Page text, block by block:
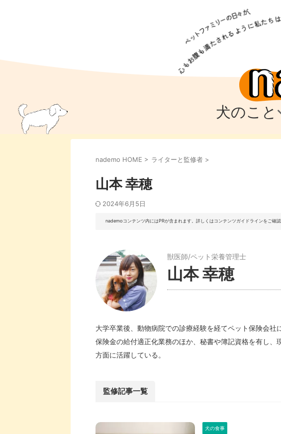
犬のこと
犬のこと
犬のしつけ
犬のアイテム
猫のこと
猫のしつけ
猫のアイテム
ペットフード
nademo HOME > ライターと監修者 >
山本 幸穂
2024年6月5日
nademoコンテンツ内にはPRが含まれます。詳しくはコンテンツガイドラインをご確認
獣医師/ペット栄養管理士
山本 幸穂
大学卒業後、動物病院での診療経験を経てペット保険会社
保険金の給付適正化業務のほか、秘書や簿記資格を有し
方面に活躍している。
監修記事一覧
犬の食事